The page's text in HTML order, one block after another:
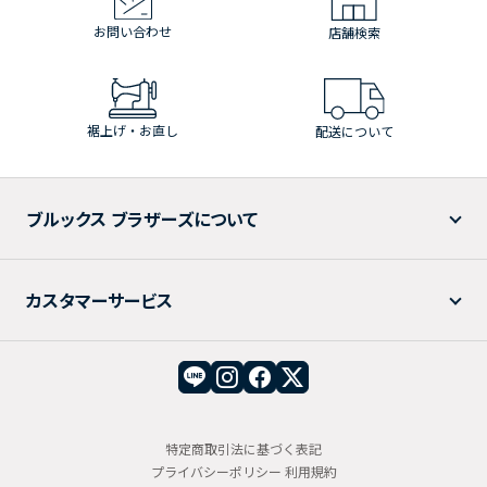
お問い合わせ 店舗検索
裾上げ・お直し 配送について
ブルックス ブラザーズについて
カスタマーサービス
特定商取引法に基づく表記
プライバシーポリシー 利用規約